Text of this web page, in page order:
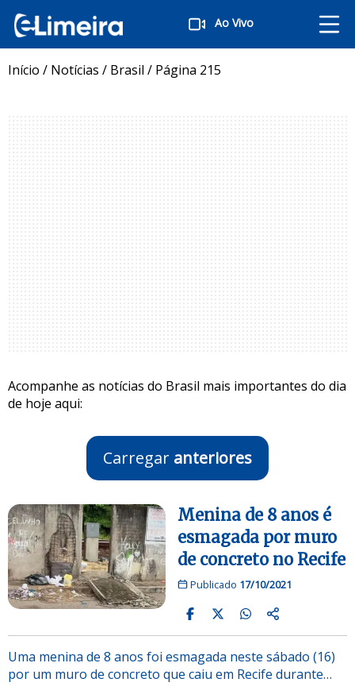
Ao Vivo
Início / Notícias / Brasil / Página 215
Acompanhe as notícias do Brasil mais importantes do dia
de hoje aqui:
Carregar anteriores
Menina de 8 anos é
esmagada por muro
de concreto no Recife
Publicado 17/10/2021
Uma menina de 8 anos foi esmagada neste sábado (16)
por um muro de concreto que caiu em Recife durante…